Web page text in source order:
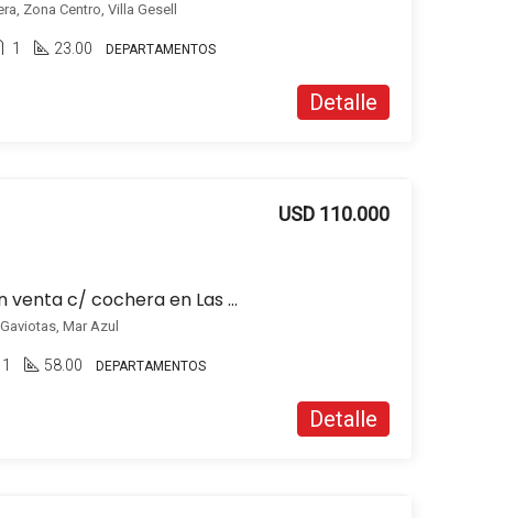
Zona Centro, Villa Gesell
1 23.00 DEPARTAMENTOS
Detalle
Departamento en venta c/ cochera en Las Gaviotas
USD 110.000
Mar Azul
1 58.00 DEPARTAMENTOS
Detalle